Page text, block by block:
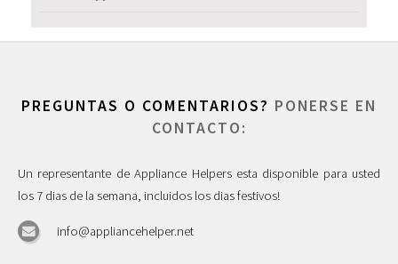
PREGUNTAS O COMENTARIOS? PONERSE EN
CONTACTO:
Un representante de Appliance Helpers esta disponible para usted
los 7 dias de la semana, incluidos los dias festivos!
info@appliancehelper.net